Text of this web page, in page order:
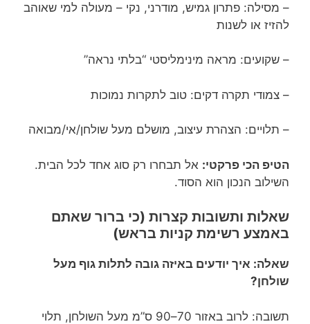
– מסילה: פתרון גמיש, מודרני, נקי – מעולה למי שאוהב
להזיז או לשנות
– שקועים: מראה מינימליסטי “בלתי נראה”
– צמודי תקרה דקים: טוב לתקרות נמוכות
– תלויים: הצהרת עיצוב, מושלם מעל שולחן/אי/מבואה
הטיפ הכי פרקטי: אל תבחרו רק סוג אחד לכל הבית.
השילוב הנכון הוא הסוד.
שאלות ותשובות קצרות (כי ברור שאתם
באמצע רשימת קניות בראש)
שאלה: איך יודעים באיזה גובה לתלות גוף מעל
שולחן?
תשובה: לרוב באזור 70–90 ס”מ מעל השולחן, תלוי